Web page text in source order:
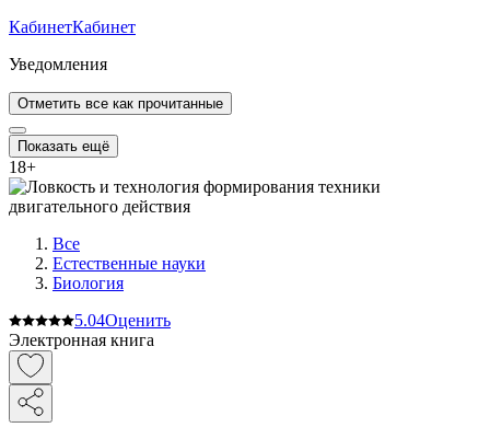
КабинетКабинет
Уведомления
Отметить все как прочитанные
Показать ещё
18+
Все
Естественные науки
Биология
5.04Оценить
Электронная книга